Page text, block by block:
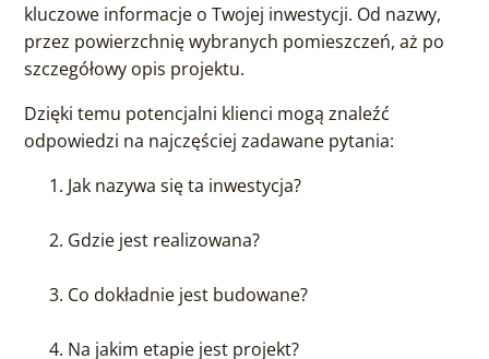
kluczowe informacje o Twojej inwestycji. Od nazwy,
przez powierzchnię wybranych pomieszczeń, aż po
szczegółowy opis projektu.
Dzięki temu potencjalni klienci mogą znaleźć
odpowiedzi na najczęściej zadawane pytania:
Jak nazywa się ta inwestycja?
Gdzie jest realizowana?
Co dokładnie jest budowane?
Na jakim etapie jest projekt?